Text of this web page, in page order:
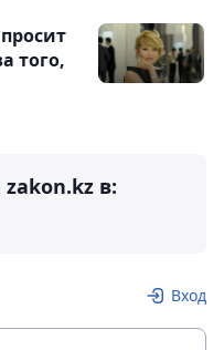
того,
в:
Вход